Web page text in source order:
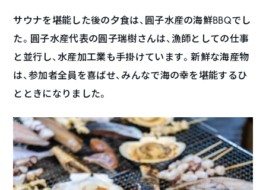
サウナを堪能した後の夕食は、圓子水産の海鮮BBQでし
た。圓子水産代表の圓子瑞樹さんは、漁師としての仕事
と並行し、水産加工業も手掛けています。新鮮な海産物
は、参加者全員を喜ばせ、みんなで海の幸を堪能するひ
とときになりました。